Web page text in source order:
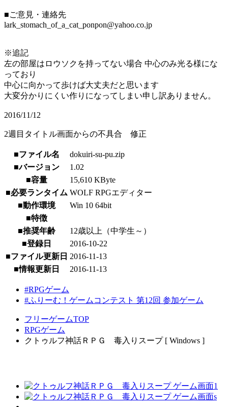
■ご意見・連絡先
lark_stomach_of_a_cat_ponpon@yahoo.co.jp
※追記
左の部屋はロウソクを持ってない場合 中心のみ光る様にな
っており
中心に向かって歩けば大丈夫だと思います
大変分かりにくい作りになってしまい申し訳ありません。
2016/11/12
2週目タイトル画面からの不具合 修正
■ファイル名
dokuiri-su-pu.zip
■バージョン
1.02
■容量
15,610 KByte
■必要ランタイム WOLF RPGエディター
■動作環境
Win 10 64bit
■特徴
■推奨年齢
12歳以上（中学生～）
■登録日
2016-10-22
■ファイル更新日 2016-11-13
■情報更新日
2016-11-13
#RPGゲーム
#ふりーむ！ゲームコンテスト 第12回 参加ゲーム
フリーゲームTOP
RPGゲーム
クトゥルフ神話ＲＰＧ 毒入りスープ [ Windows ]